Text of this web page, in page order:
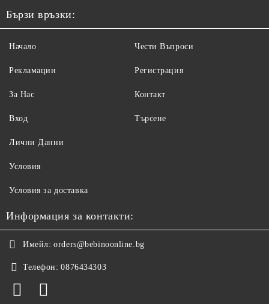
Бързи връзки:
Начало
Рекламации
За Нас
Вход
Чести Въпроси
Регистрация
Контакт
Търсене
Лични Данни
Условия
Условия за доставка
Информация за контакти:
Имейл: orders@bebinoonline.bg
Телефон: 0876434303